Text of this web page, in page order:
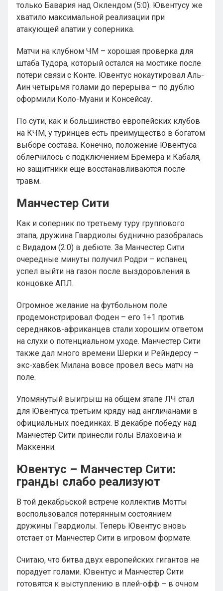
только Бавария над Оклендом (5:0). Ювентусу же
хватило максимальной реализации при
атакующей апатии у соперника.
Матчи на клубном ЧМ – хорошая проверка для
штаба Тудора, который остался на мостике после
потери связи с Конте. Ювентус нокаутировал Аль-
Аин четырьмя голами до перерыва – по дублю
оформили Коло-Муани и Консейсау.
По сути, как и большинство европейских клубов
на КЧМ, у туринцев есть преимущество в богатом
выборе состава. Конечно, положение Ювентуса
облегчилось с подключением Бремера и Кабаля,
но защитники еще восстанавливаются после
травм.
Манчестер Сити
Как и соперник по третьему туру группового
этапа, дружина Гвардиолы буднично разобралась
с Видадом (2:0) в дебюте. За Манчестер Сити
очередные минуты получил Родри – испанец
успел выйти на газон после выздоровления в
концовке АПЛ.
Огромное желание на футбольном поле
продемонстрировал Фоден – его 1+1 против
середняков-африканцев стали хорошим ответом
на слухи о потенциальном уходе. Манчестер Сити
также дал много времени Шерки и Рейндерсу –
экс-хавбек Милана вовсе провел весь матч на
поле.
Упомянутый выигрыш на общем этапе ЛЧ стал
для Ювентуса третьим кряду над англичанами в
официальных поединках. В декабре победу над
Манчестер Сити принесли голы Влаховича и
Маккенни.
Ювентус – Манчестер Сити:
гранды слабо реализуют
В той декабрьской встрече коллектив Мотты
воспользовался потерянным состоянием
дружины Гвардиолы. Теперь Ювентус вновь
отстает от Манчестер Сити в игровом формате.
Считаю, что битва двух европейских гигантов не
порадует голами. Ювентус и Манчестер Сити
готовятся к выступлению в плей-офф – в очном